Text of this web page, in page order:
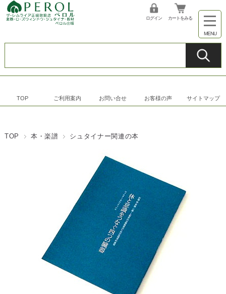
ログイン カートをみる
TOP ご利用案内 お問い合せ お客様の声 サイトマップ
TOP 本・楽譜 シュタイナー関連の本